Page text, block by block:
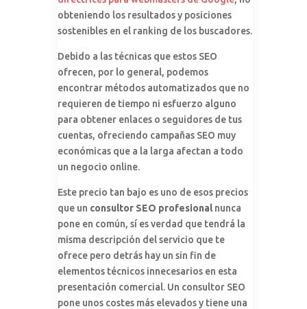
obteniendo los resultados y posiciones
sostenibles en el ranking de los buscadores.
Debido a las técnicas que estos SEO
ofrecen, por lo general, podemos
encontrar métodos automatizados que no
requieren de tiempo ni esfuerzo alguno
para obtener enlaces o seguidores de tus
cuentas, ofreciendo campañas SEO muy
económicas que a la larga afectan a todo
un negocio online.
Este precio tan bajo es uno de esos precios
que un consultor SEO profesionalnunca
pone en común, sí es verdad que tendrá la
misma descripción del servicio que te
ofrece pero detrás hay un sin fin de
elementos técnicos innecesarios en esta
presentación comercial. Un consultor SEO
pone unos costes más elevados y tiene una